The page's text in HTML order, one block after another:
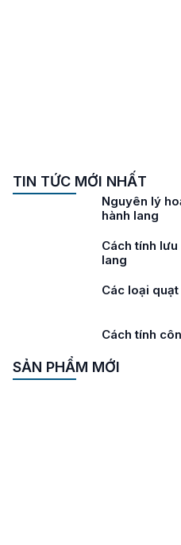
TIN TỨC MỚI NHẤT
Nguyên lý
hành lang
Cách tính
lang
Các loại
Cách tính
SẢN PHẨM MỚI